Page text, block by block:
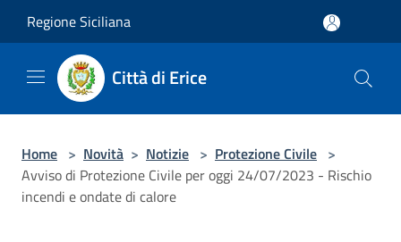
Regione Siciliana
Città di Erice
Home > Novità > Notizie > Protezione Civile >
Avviso di Protezione Civile per oggi 24/07/2023 - Rischio
incendi e ondate di calore